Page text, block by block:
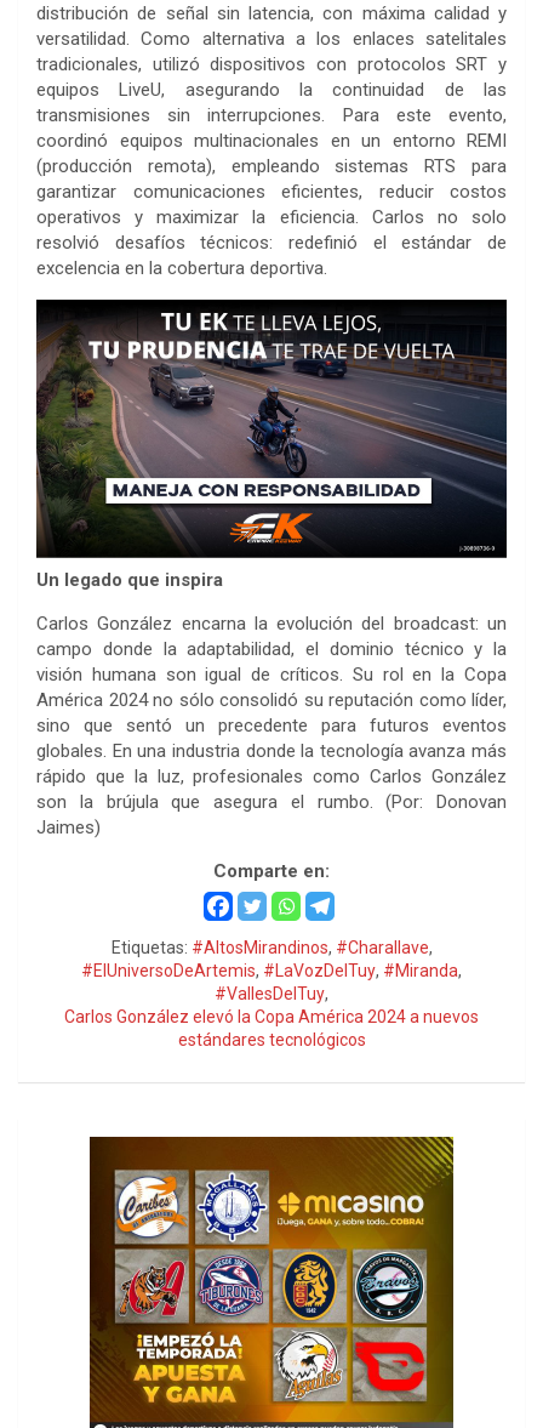
distribución de señal sin latencia, con máxima calidad y
versatilidad. Como alternativa a los enlaces satelitales
tradicionales, utilizó dispositivos con protocolos SRT y
equipos LiveU, asegurando la continuidad de las
transmisiones sin interrupciones. Para este evento,
coordinó equipos multinacionales en un entorno REMI
(producción remota), empleando sistemas RTS para
garantizar comunicaciones eficientes, reducir costos
operativos y maximizar la eficiencia. Carlos no solo
resolvió desafíos técnicos: redefinió el estándar de
excelencia en la cobertura deportiva.
Un legado que inspira
Carlos González encarna la evolución del broadcast: un
campo donde la adaptabilidad, el dominio técnico y la
visión humana son igual de críticos. Su rol en la Copa
América 2024 no sólo consolidó su reputación como líder,
sino que sentó un precedente para futuros eventos
globales. En una industria donde la tecnología avanza más
rápido que la luz, profesionales como Carlos González
son la brújula que asegura el rumbo. (Por: Donovan
Jaimes)
Comparte en:
Etiquetas: #AltosMirandinos, #Charallave,
#ElUniversoDeArtemis, #LaVozDelTuy, #Miranda,
#VallesDelTuy,
Carlos González elevó la Copa América 2024 a nuevos
estándares tecnológicos